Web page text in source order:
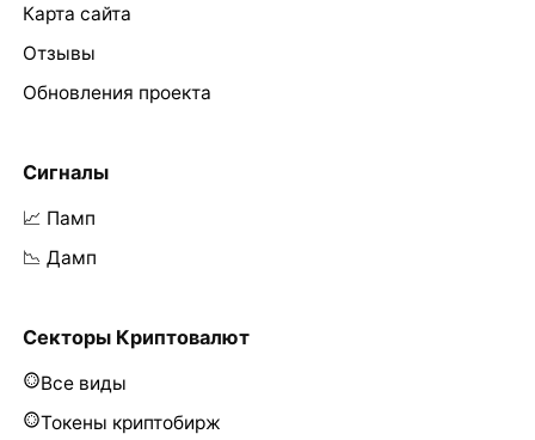
Карта сайта
Отзывы
Обновления проекта
Сигналы
📈 Памп
📉 Дамп
Секторы Криптовалют
Все виды
Токены криптобирж